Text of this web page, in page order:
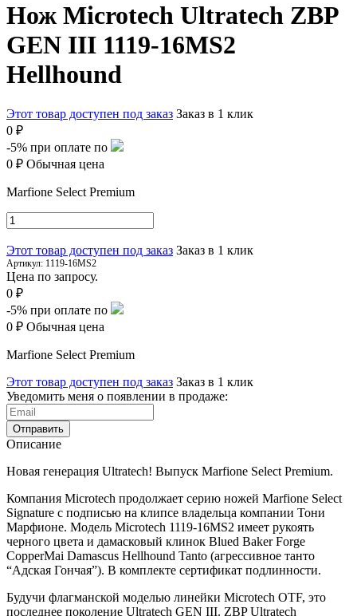
Нож Microtech Ultratech ZBP
GEN III 1119-16MS2
Hellhound
Этот товар доступен под заказ Заказ в 1 клик
0 ₽
-5% при оплате по
0 ₽ Обычная цена
Marfione Select Premium
Этот товар доступен под заказ Заказ в 1 клик
Артикул: 1119-16MS2
Цена по запросу.
0 ₽
-5% при оплате по
0 ₽ Обычная цена
Marfione Select Premium
Этот товар доступен под заказ Заказ в 1 клик
Уведомить меня о появлении в продаже:
Отправить
Описание
Новая генерация Ultratech! Выпуск Marfione Select Premium.
Компания Microtech продолжает серию ножей Marfione Select
Signature с подписью на клипсе владельца компании Тони
Марфионе. Модель Microtech 1119-16MS2 имеет рукоять
черного цвета и дамасковый клинок Blued Baker Forge
CopperMai Damascus Hellhound Tanto (агрессивное танто
“Адская Гончая”). В комплекте сертификат подлинности.
Будучи флагманской моделью линейки Microtech OTF, это
последнее поколение Ultratech GEN III. ZBP Ultratech